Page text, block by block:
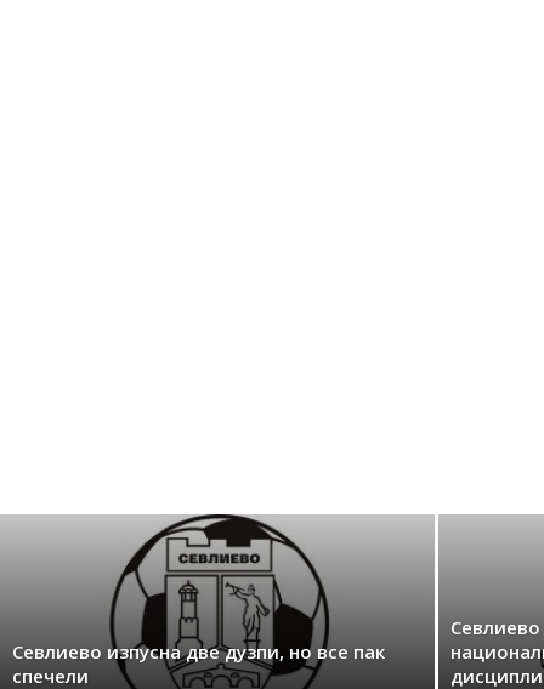
Севлиево изпусна две дузпи, но все пак
спечели